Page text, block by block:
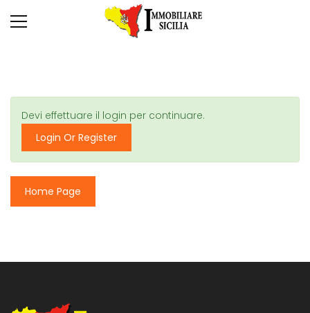
Devi effettuare il login per continuare.
Login Or Register
Home Page